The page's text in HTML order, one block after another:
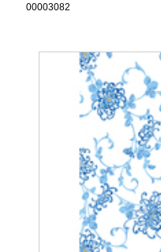
00003082